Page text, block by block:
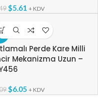
$5.61 + KDV
Perde Kare Milli
Mekanizma Uzun –
$6.05 + KDV